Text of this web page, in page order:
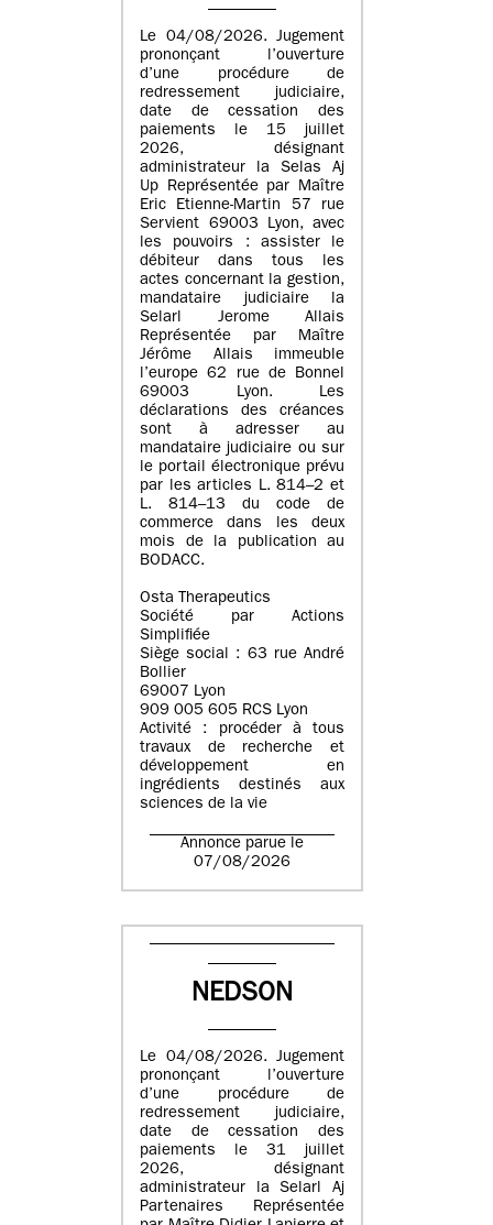
Le 04/08/2026. Jugement
prononçant l’ouverture
d’une procédure de
redressement judiciaire,
date de cessation des
paiements le 15 juillet
2026, désignant
administrateur la Selas Aj
Up Représentée par Maître
Eric Etienne-Martin 57 rue
Servient 69003 Lyon, avec
les pouvoirs : assister le
débiteur dans tous les
actes concernant la gestion,
mandataire judiciaire la
Selarl Jerome Allais
Représentée par Maître
Jérôme Allais immeuble
l’europe 62 rue de Bonnel
69003 Lyon. Les
déclarations des créances
sont à adresser au
mandataire judiciaire ou sur
le portail électronique prévu
par les articles L. 814–2 et
L. 814–13 du code de
commerce dans les deux
mois de la publication au
BODACC.
Osta Therapeutics
Société par Actions
Simplifiée
Siège social : 63 rue André
Bollier
69007 Lyon
909 005 605 RCS Lyon
Activité : procéder à tous
travaux de recherche et
développement en
ingrédients destinés aux
sciences de la vie
Annonce parue le
07/08/2026
NEDSON
Le 04/08/2026. Jugement
prononçant l’ouverture
d’une procédure de
redressement judiciaire,
date de cessation des
paiements le 31 juillet
2026, désignant
administrateur la Selarl Aj
Partenaires Représentée